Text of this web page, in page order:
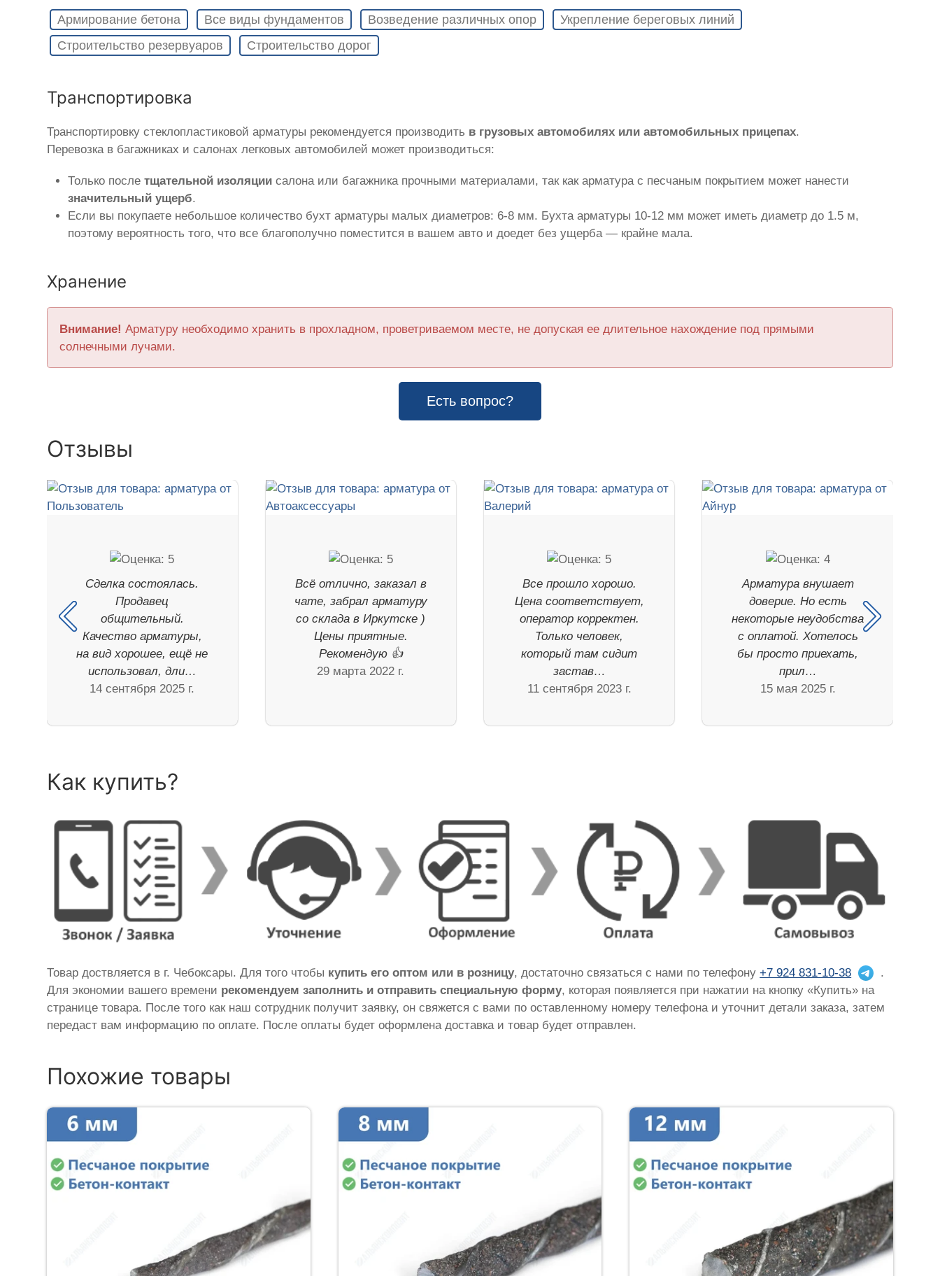
Армирование бетона Все виды фундаментов Возведение различных опор
Укрепление береговых линий
Строительство резервуаров
Строительство дорог
Транспортировка
Транспортировку стеклопластиковой арматуры рекомендуется производить в грузовых автомобилях или автомобильных прицепах.
Перевозка в багажниках и салонах легковых автомобилей может производиться:
Только послетщательной изоляции салона или багажника прочными материалами, так как арматура с песчаным покрытием может нанести
значительный ущерб.
Если вы покупаете небольшое количество бухт арматуры малых диаметров: 6-8 мм. Бухта арматуры 10-12 мм может иметь диаметр до 1.5 м,
поэтому вероятность того, что все благополучно поместится в вашем авто и доедет без ущерба — крайне мала.
Хранение
Внимание! Арматуру необходимо хранить в прохладном, проветриваемом месте, не допуская ее длительное нахождение под прямыми
солнечными лучами.
Есть вопрос?
Отзывы
Сделка состоялась.
Продавец
общительный.
Качество арматуры,
на вид хорошее, ещё не
использовал, дли…
14 сентября 2025 г.
Всё отлично, заказал в
чате, забрал арматуру
со склада в Иркутске )
Цены приятные.
Рекомендую 👍
29 марта 2022 г.
Все прошло хорошо.
Цена соответствует,
оператор корректен.
Только человек,
который там сидит
застав…
11 сентября 2023 г.
Арматура внушает
доверие. Но есть
некоторые неудобства
с оплатой. Хотелось
бы просто приехать,
прил…
15 мая 2025 г.
Как купить?
Товар доствляется в г. Чебоксары. Для того чтобы купить его оптом или в розницу, достаточно связаться с нами по телефону+7 924 831-10-38
.
Для экономии вашего времени рекомендуем заполнить и отправить специальную форму, которая появляется при нажатии на кнопку «Купить» на
странице товара. После того как наш сотрудник получит заявку, он свяжется с вами по оставленному номеру телефона и уточнит детали заказа, затем
передаст вам информацию по оплате. После оплаты будет оформлена доставка и товар будет отправлен.
Похожие товары